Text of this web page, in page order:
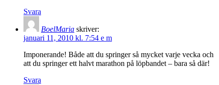
Svara
BoelMaria skriver:
januari 11, 2010 kl. 7:54 e m
Imponerande! Både att du springer så mycket varje vecka och
att du springer ett halvt marathon på löpbandet – bara så där!
Svara